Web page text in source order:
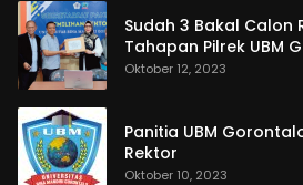
Sudah 3 Bakal Calon
Tahapan Pilrek UBM
Oktober 12, 2023
Panitia UBM
Rektor
Oktober 10, 2023